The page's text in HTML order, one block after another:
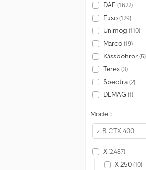
DAF (1.622)
Fuso(129)
Unimog (110)
Marco(19)
Kässbohrer(5)
Terex(3)
Spectra(2)
DEMAG(1)
Modell:
X(2.487)
X 250(10)